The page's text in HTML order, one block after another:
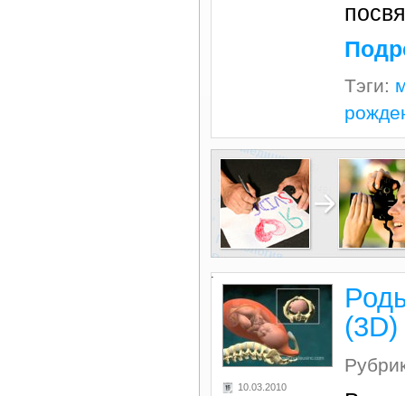
Тэги:
.
10.03.2010
(3D)